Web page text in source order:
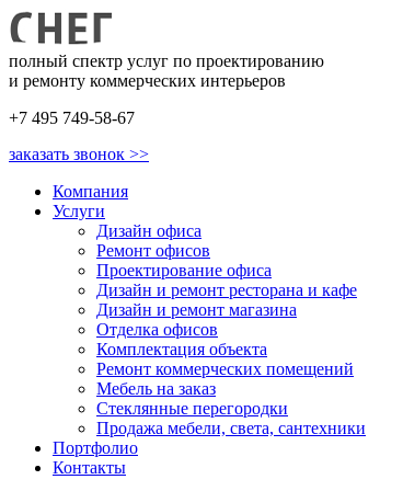
полный спектр услуг по проектированию
и ремонту коммерческих интерьеров
+7 495 749-58-67
заказать звонок >>
Компания
Услуги
Дизайн офиса
Ремонт офисов
Проектирование офиса
Дизайн и ремонт ресторана и кафе
Дизайн и ремонт магазина
Отделка офисов
Комплектация объекта
Ремонт коммерческих помещений
Мебель на заказ
Стеклянные перегородки
Продажа мебели, света, сантехники
Портфолио
Контакты